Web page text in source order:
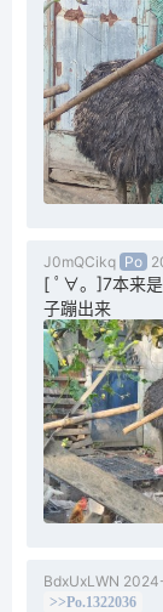
J0mQCikq Po
[ ﾟ∀。]7本来是
子蹦出来
BdxUxLWN
>>Po.1322036